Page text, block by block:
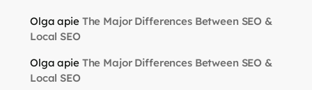
Olga apie The Major Differences Between SEO &
Local SEO
Olga apie The Major Differences Between SEO &
Local SEO